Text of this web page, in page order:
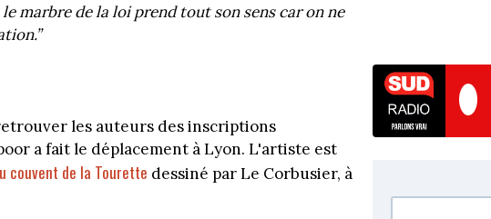
marbre de la loi prend tout son sens car on ne
les auteurs des inscriptions
a fait le déplacement à Lyon. L'artiste est
couvent de la Tourette dessiné par Le Corbusier, à